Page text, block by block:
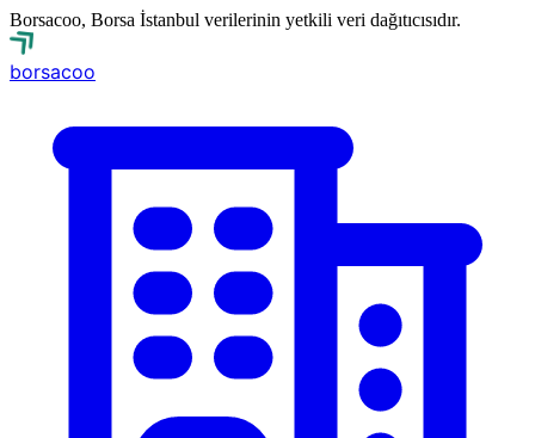
Borsacoo, Borsa İstanbul verilerinin yetkili veri dağıtıcısıdır.
borsacoo